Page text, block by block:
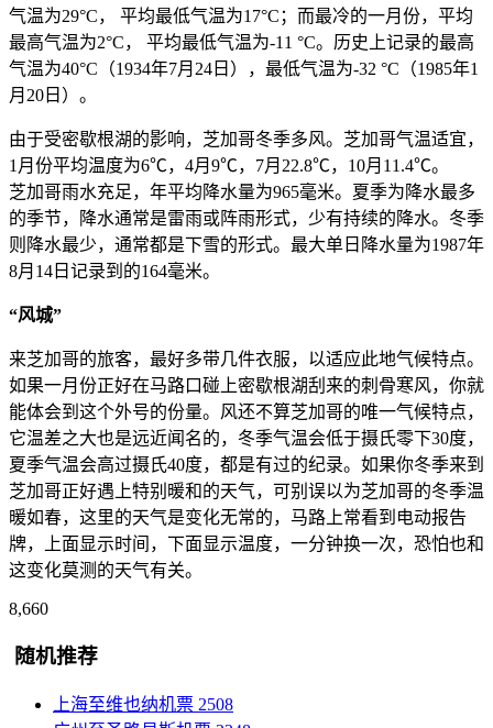
气温为29°C， 平均最低气温为17°C；而最冷的一月份，平均
最高气温为2°C， 平均最低气温为-11 °C。历史上记录的最高
气温为40°C（1934年7月24日），最低气温为-32 °C（1985年1
月20日）。
由于受密歇根湖的影响，芝加哥冬季多风。芝加哥气温适宜，
1月份平均温度为6℃，4月9℃，7月22.8℃，10月11.4℃。
芝加哥雨水充足，年平均降水量为965毫米。夏季为降水最多
的季节，降水通常是雷雨或阵雨形式，少有持续的降水。冬季
则降水最少，通常都是下雪的形式。最大单日降水量为1987年
8月14日记录到的164毫米。
“风城”
来芝加哥的旅客，最好多带几件衣服，以适应此地气候特点。
如果一月份正好在马路口碰上密歇根湖刮来的刺骨寒风，你就
能体会到这个外号的份量。风还不算芝加哥的唯一气候特点，
它温差之大也是远近闻名的，冬季气温会低于摄氏零下30度，
夏季气温会高过摄氏40度，都是有过的纪录。如果你冬季来到
芝加哥正好遇上特别暖和的天气，可别误以为芝加哥的冬季温
暖如春，这里的天气是变化无常的，马路上常看到电动报告
牌，上面显示时间，下面显示温度，一分钟换一次，恐怕也和
这变化莫测的天气有关。
8,660
随机推荐
上海至维也纳机票 2508